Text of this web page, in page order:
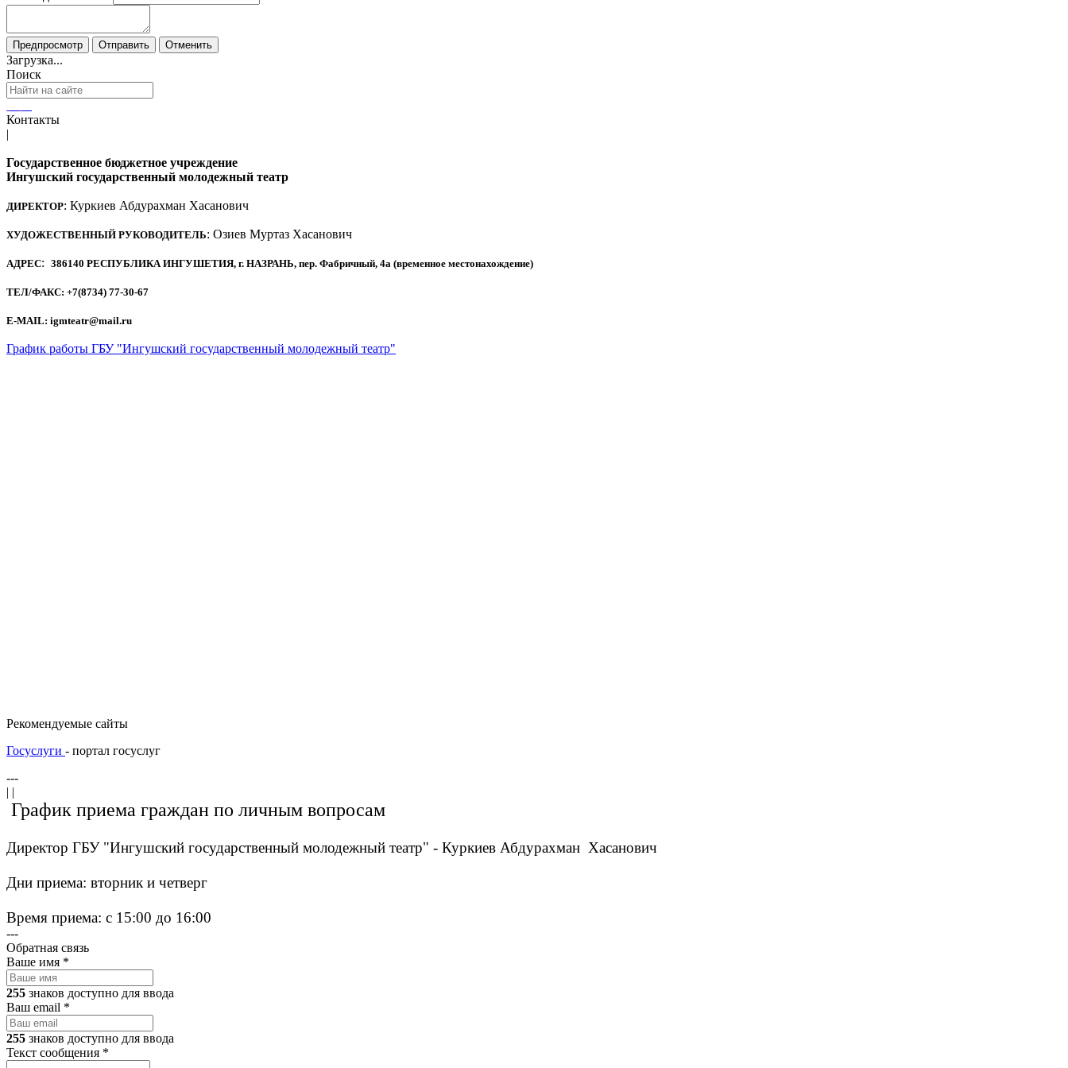
Загрузка...
Поиск
Контакты
|
Государственное бюджетное учреждение
Ингушский государственный молодежный театр
ДИРЕКТОР: Куркиев Абдурахман Хасанович
ХУДОЖЕСТВЕННЫЙ РУКОВОДИТЕЛЬ: Озиев Муртаз Хасанович
АДРЕС: 386140 РЕСПУБЛИКА ИНГУШЕТИЯ, г. НАЗРАНЬ, пер. Фабричный, 4а (временное местонахождение)
ТЕЛ/ФАКС: +7(8734) 77-30-67
E-MAIL: igmteatr@mail.ru
График работы ГБУ "Ингушский государственный молодежный театр"
Рекомендуемые сайты
Госуслуги - портал госуслуг
---
| |
График приема граждан по личным вопросам
Директор ГБУ "Ингушский государственный молодежный театр" - Куркиев Абдурахман Хасанович
Дни приема: вторник и четверг
Время приема: с 15:00 до 16:00
---
Обратная связь
Ваше имя *
255 знаков доступно для ввода
Ваш email *
255 знаков доступно для ввода
Текст сообщения *